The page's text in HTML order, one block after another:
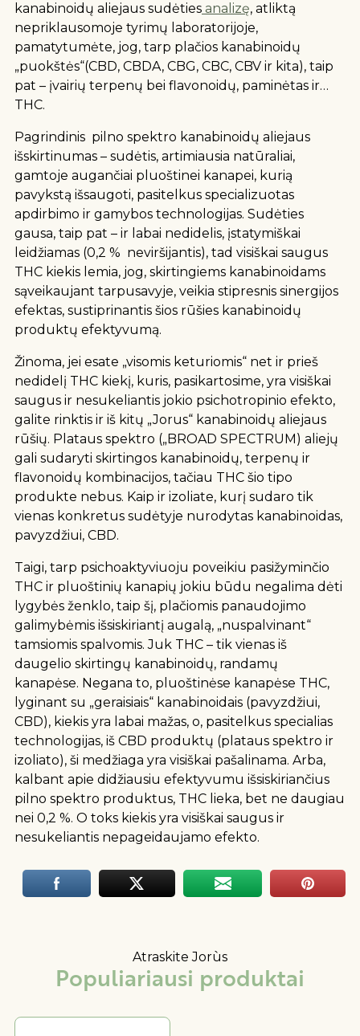
kanabinoidų aliejaus sudėties analizę, atliktą
nepriklausomoje tyrimų laboratorijoje,
pamatytumėte, jog, tarp plačios kanabinoidų
„puokštės“(CBD, CBDA, CBG, CBC, CBV ir kita), taip
pat – įvairių terpenų bei flavonoidų, paminėtas ir…
THC.
Pagrindinis pilno spektro kanabinoidų aliejaus
išskirtinumas – sudėtis, artimiausia natūraliai,
gamtoje augančiai pluoštinei kanapei, kurią
pavykstą išsaugoti, pasitelkus specializuotas
apdirbimo ir gamybos technologijas. Sudėties
gausa, taip pat – ir labai nedidelis, įstatymiškai
leidžiamas (0,2 % neviršijantis), tad visiškai saugus
THC kiekis lemia, jog, skirtingiems kanabinoidams
sąveikaujant tarpusavyje, veikia stipresnis sinergijos
efektas, sustiprinantis šios rūšies kanabinoidų
produktų efektyvumą.
Žinoma, jei esate „visomis keturiomis“ net ir prieš
nedidelį THC kiekį, kuris, pasikartosime, yra visiškai
saugus ir nesukeliantis jokio psichotropinio efekto,
galite rinktis ir iš kitų „Jorus“ kanabinoidų aliejaus
rūšių. Plataus spektro („BROAD SPECTRUM) aliejų
gali sudaryti skirtingos kanabinoidų, terpenų ir
flavonoidų kombinacijos, tačiau THC šio tipo
produkte nebus. Kaip ir izoliate, kurį sudaro tik
vienas konkretus sudėtyje nurodytas kanabinoidas,
pavyzdžiui, CBD.
Taigi, tarp psichoaktyviuoju poveikiu pasižyminčio
THC ir pluoštinių kanapių jokiu būdu negalima dėti
lygybės ženklo, taip šį, plačiomis panaudojimo
galimybėmis išsiskiriantį augalą, „nuspalvinant“
tamsiomis spalvomis. Juk THC – tik vienas iš
daugelio skirtingų kanabinoidų, randamų
kanapėse. Negana to, pluoštinėse kanapėse THC,
lyginant su „geraisiais“ kanabinoidais (pavyzdžiui,
CBD), kiekis yra labai mažas, o, pasitelkus specialias
technologijas, iš CBD produktų (plataus spektro ir
izoliato), ši medžiaga yra visiškai pašalinama. Arba,
kalbant apie didžiausiu efektyvumu išsiskiriančius
pilno spektro produktus, THC lieka, bet ne daugiau
nei 0,2 %. O toks kiekis yra visiškai saugus ir
nesukeliantis nepageidaujamo efekto.
Atraskite Jorùs
Populiariausi produktai